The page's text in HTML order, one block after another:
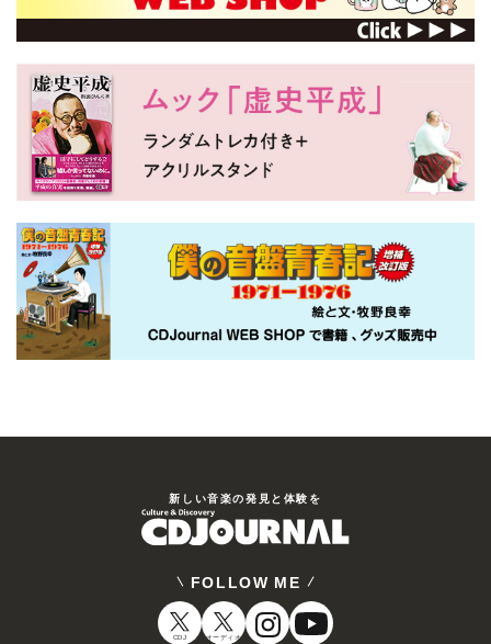
新しい⾳楽の発⾒と体験を
FOLLOW ME
CDJ オーディオ